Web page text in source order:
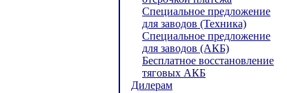
Специальное предложение
для заводов (Техника)
Специальное предложение
для заводов (АКБ)
Бесплатное восстановление
тяговых АКБ
Дилерам